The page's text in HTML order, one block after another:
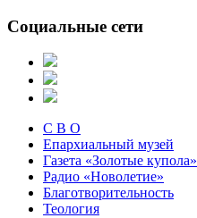
Социальные сети
С В О
Епархиальный музей
Газета «Золотые купола»
Радио «Новолетие»
Благотворительность
Теология